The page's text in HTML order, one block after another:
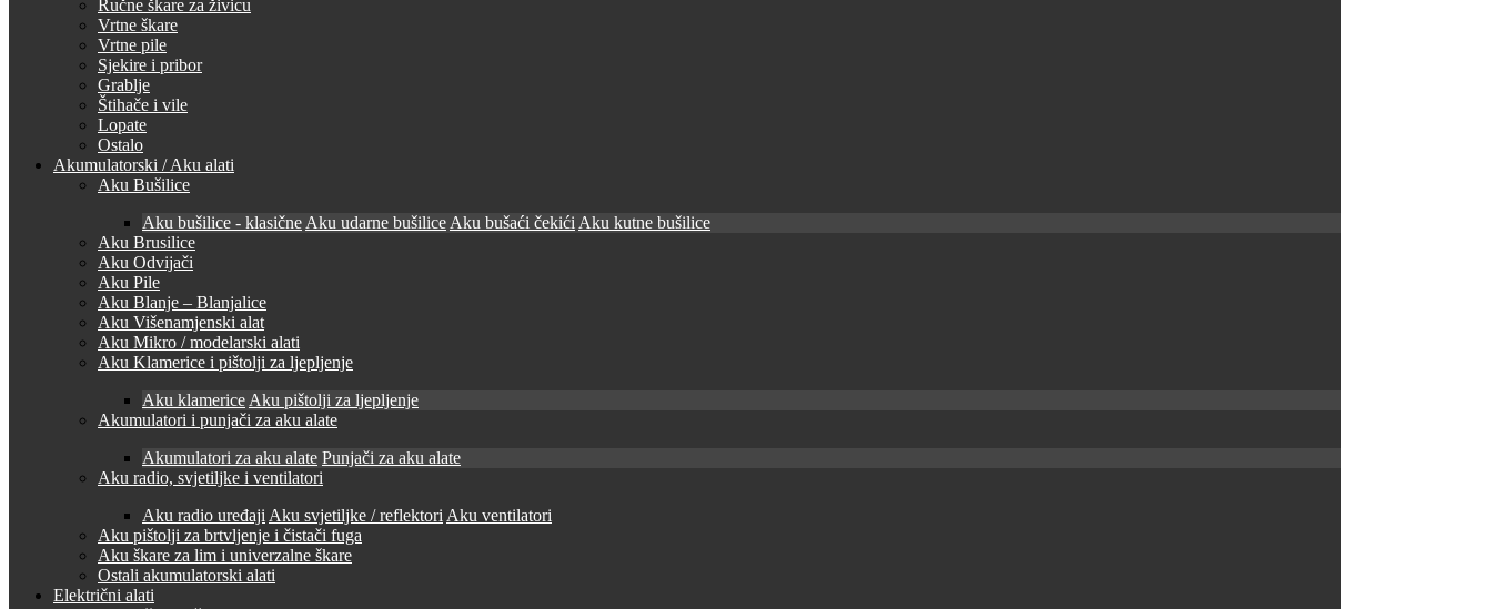
Ručne škare za živicu
Vrtne škare
Vrtne pile
Sjekire i pribor
Grablje
Štihače i vile
Lopate
Ostalo
Akumulatorski / Aku alati
Aku Bušilice
Aku bušilice - klasične Aku udarne bušilice Aku bušaći čekići Aku kutne bušilice
Aku Brusilice
Aku Odvijači
Aku Pile
Aku Blanje – Blanjalice
Aku Višenamjenski alat
Aku Mikro / modelarski alati
Aku Klamerice i pištolji za ljepljenje
Aku klamerice Aku pištolji za ljepljenje
Akumulatori i punjači za aku alate
Akumulatori za aku alate Punjači za aku alate
Aku radio, svjetiljke i ventilatori
Aku radio uređaji Aku svjetiljke / reflektori Aku ventilatori
Aku pištolji za brtvljenje i čistači fuga
Aku škare za lim i univerzalne škare
Ostali akumulatorski alati
Električni alati